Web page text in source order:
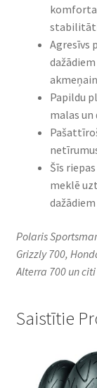
Agresīvs
Papildu
malas un
Šīs
meklē
Polaris
Grizzly 700,
Alterra 700 un
Saistītie